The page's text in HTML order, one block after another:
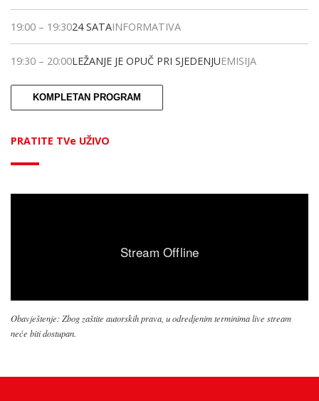
19:00 – 19:3024 SATAINFORMATIVA
19:30 – 20:00LEŽANJE JE OPUČ PRI SJEDENJUEMISIJA
KOMPLETAN PROGRAM
PRATITE TVe UŽIVO
Obavještenje: Zbog zaštite autorskih prava, u odredjenim terminima live stream
neće biti dostupan.